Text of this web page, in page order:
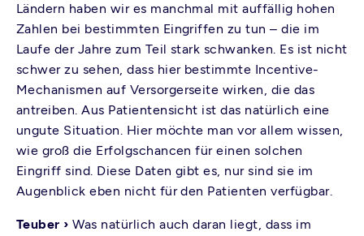
Ländern haben wir es manchmal mit auffällig hohen
Zahlen bei bestimmten Eingriffen zu tun – die im
Laufe der Jahre zum Teil stark schwanken. Es ist nicht
schwer zu sehen, dass hier bestimmte Incentive-
Mechanismen auf Versorgerseite wirken, die das
antreiben. Aus Patientensicht ist das natürlich eine
ungute Situation. Hier möchte man vor allem wissen,
wie groß die Erfolgschancen für einen solchen
Eingriff sind. Diese Daten gibt es, nur sind sie im
Augenblick eben nicht für den Patienten verfügbar.
Teuber › Was natürlich auch daran liegt, dass im